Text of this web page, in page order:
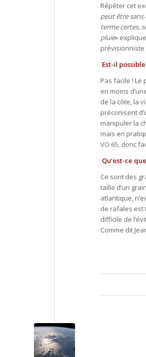
Répéter cet
peut être sans
terme certes,
pluie»
prévisionniste
Est-il
Pas facile !
en moins
de la côte, la
préconisent
manipuler la
mais en
VO 65, donc
Qu’est-ce
Ce sont des
taille d’un
atlantique,
de rafales est
difficile de
Comme dit